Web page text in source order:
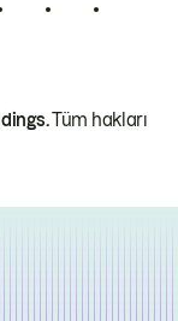
Tüm hakları